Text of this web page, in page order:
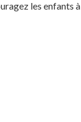
les enfants à